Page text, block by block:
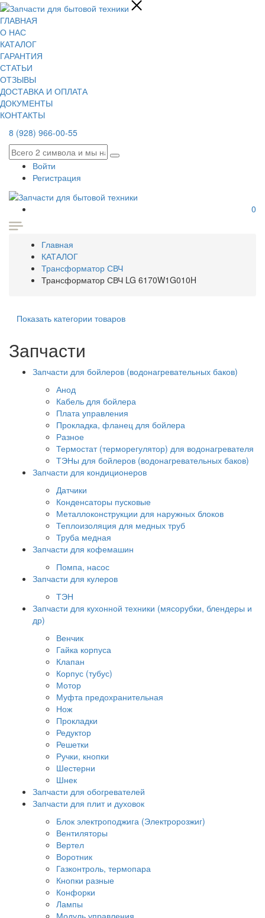
ГЛАВНАЯ
О НАС
КАТАЛОГ
ГАРАНТИЯ
СТАТЬИ
ОТЗЫВЫ
ДОСТАВКА И ОПЛАТА
ДОКУМЕНТЫ
КОНТАКТЫ
8 (928) 966-00-55
Войти
Регистрация
0
Главная
КАТАЛОГ
Трансформатор СВЧ
Трансформатор СВЧ LG 6170W1G010H
Показать категории товаров
Запчасти
Запчасти для бойлеров (водонагревательных баков)
Анод
Кабель для бойлера
Плата управления
Прокладка, фланец для бойлера
Разное
Термостат (терморегулятор) для водонагревателя
ТЭНы для бойлеров (водонагревательных баков)
Запчасти для кондиционеров
Датчики
Конденсаторы пусковые
Металлоконструкции для наружных блоков
Теплоизоляция для медных труб
Труба медная
Запчасти для кофемашин
Помпа, насос
Запчасти для кулеров
ТЭН
Запчасти для кухонной техники (мясорубки, блендеры и
др)
Венчик
Гайка корпуса
Клапан
Корпус (тубус)
Мотор
Муфта предохранительная
Нож
Прокладки
Редуктор
Решетки
Ручки, кнопки
Шестерни
Шнек
Запчасти для обогревателей
Запчасти для плит и духовок
Блок электроподжига (Электророзжиг)
Вентиляторы
Вертел
Воротник
Газконтроль, термопара
Кнопки разные
Конфорки
Лампы
Модуль управления